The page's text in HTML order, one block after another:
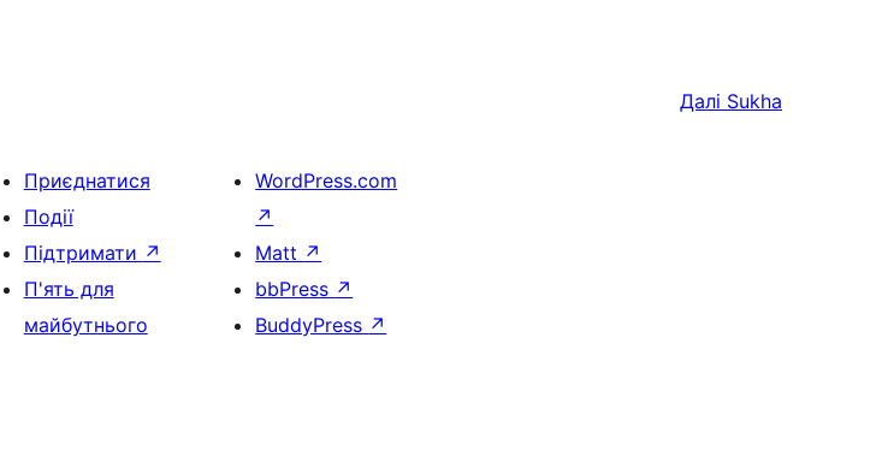
Далі Sukha
Приєднатися
Події
Підтримати ↗
П'ять для
майбутнього
WordPress.com
↗
Matt ↗
bbPress ↗
BuddyPress ↗